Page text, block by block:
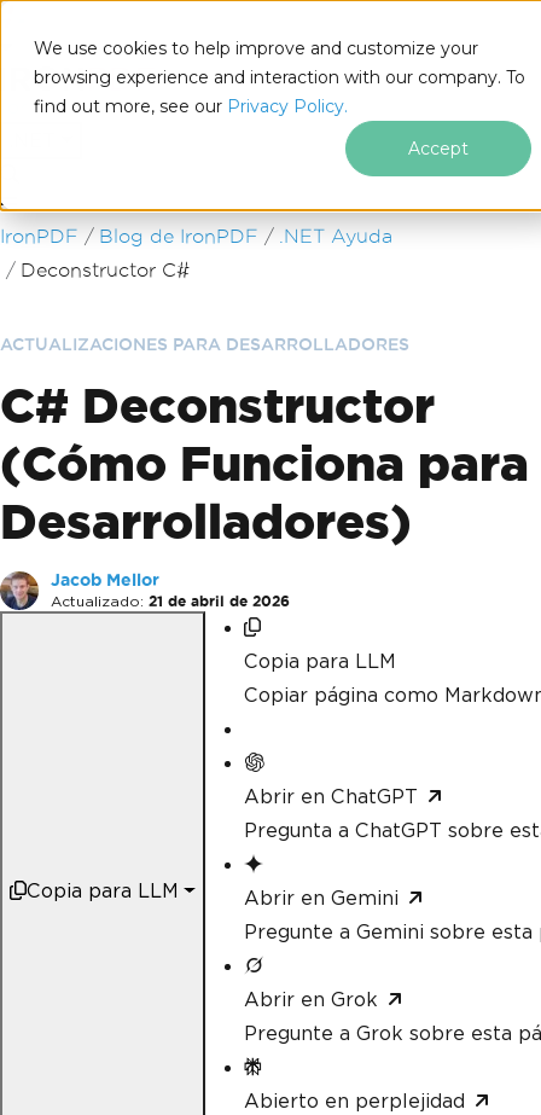
We use cookies to help improve and customize your
browsing experience and interaction with our company. To
find out more, see our Privacy Policy.
Accept
Saltar al pie de página
IronPDF Blog de IronPDF
.NET Ayuda
Deconstructor C#
ACTUALIZACIONES PARA DESARROLLADORES
C# Deconstructor
(Cómo Funciona para
Desarrolladores)
Jacob Mellor
Actualizado: 21 de abril de 2026
Copia para LLM
Copia para LLM
Copiar página como
Abrir en ChatGPT
Pregunta a ChatGPT sobre
Abrir en Gemini
Pregunte a Gemini sobre esta
Abrir en Grok
Pregunte a Grok sobre esta
Abierto en perplejidad